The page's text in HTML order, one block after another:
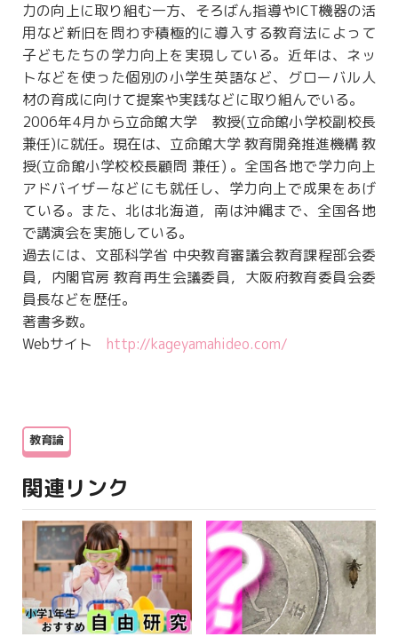
力の向上に取り組む一方、そろばん指導やICT機器の活
用など新旧を問わず積極的に導入する教育法によって
子どもたちの学力向上を実現している。近年は、ネッ
トなどを使った個別の小学生英語など、グローバル人
材の育成に向けて提案や実践などに取り組んでいる。
2006年4月から立命館大学 教授(立命館小学校副校長
兼任)に就任。現在は、立命館大学 教育開発推進機構 教
授(立命館小学校校長顧問 兼任) 。全国各地で学力向上
アドバイザーなどにも就任し、学力向上で成果をあげ
ている。また、北は北海道，南は沖縄まで、全国各地
で講演会を実施している。
過去には、文部科学省 中央教育審議会教育課程部会委
員，内閣官房 教育再生会議委員，大阪府教育委員会委
員長などを歴任。
著書多数。
Webサイト http://kageyamahideo.com/
教育論
関連リンク